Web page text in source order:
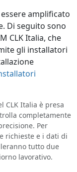
amplificato
Di seguito sono
CLK Italia, che
gli installatori
CLK Italia è presa
completamente
Per
richieste e i dati di
tutto due
lavorativo.